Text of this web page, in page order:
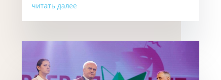
читать далее